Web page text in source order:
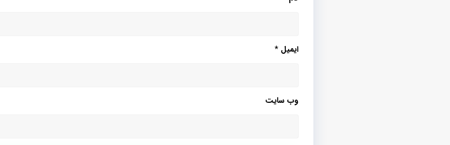
ایمیل *
وب‌ سایت